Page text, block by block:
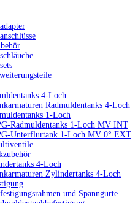
4-Loch
Radmuldentanks 4-Loch
1-Loch
Radmuldentanks 1-Loch MV INT
Unterflurtank 1-Loch MV 0° EXT
4-Loch
Zylindertanks 4-Loch
und Spanngurte